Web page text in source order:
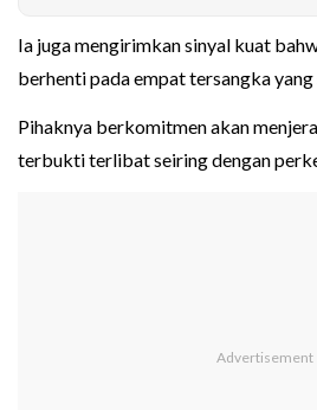
Ia juga mengirimkan sinyal kuat
berhenti pada empat tersangka yang
Pihaknya berkomitmen akan
terbukti terlibat seiring dengan